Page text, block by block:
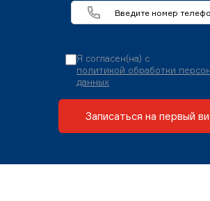
Я согласен(на) с
политикой обработки
данных
Записаться на первый